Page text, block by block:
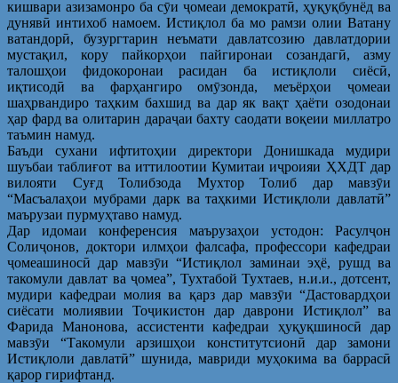
кишвари азизамонро ба сӯи ҷомеаи демократӣ, ҳуқуқбунёд ва
дунявӣ интихоб намоем. Истиқлол ба мо рамзи олии Ватану
ватандорӣ, бузургтарин неъмати давлатсозию давлатдории
мустақил, кору пайкорҳои пайгиронаи созандагӣ, азму
талошҳои фидокоронаи расидан ба истиқлоли сиёсӣ,
иқтисодӣ ва фарҳангиро омӯзонда, меъёрҳои ҷомеаи
шаҳрвандиро таҳким бахшид ва дар як вақт ҳаёти озодонаи
ҳар фард ва олитарин дараҷаи бахту саодати воқеии миллатро
таъмин намуд.
Баъди сухани ифтитоҳии директори Донишкада мудири
шуъбаи таблиғот ва иттилоотии Кумитаи иҷроияи ҲХДТ дар
вилояти Суғд Толибзода Мухтор Толиб дар мавзӯи
“Масъалаҳои мубрами дарк ва таҳкими Истиқлоли давлатӣ”
маърузаи пурмуҳтаво намуд.
Дар идомаи конференсия маърузаҳои устодон: Расулҷон
Солиҷонов, доктори илмҳои фалсафа, профессори кафедраи
ҷомеашиносӣ дар мавзӯи “Истиқлол заминаи эҳё, рушд ва
такомули давлат ва ҷомеа”, Тухтабой Тухтаев, н.и.и., дотсент,
мудири кафедраи молия ва қарз дар мавзӯи “Дастовардҳои
сиёсати молиявии Тоҷикистон дар даврони Истиқлол” ва
Фарида Манонова, ассистенти кафедраи ҳуқуқшиносӣ дар
мавзӯи “Такомули арзишҳои конститутсионӣ дар замони
Истиқлоли давлатӣ” шунида, мавриди муҳокима ва баррасӣ
қарор гирифтанд.